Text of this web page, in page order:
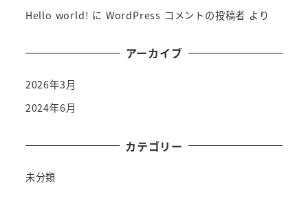
Hello world! に WordPress コメントの投稿者 より
アーカイブ
2026年3月
2024年6月
カテゴリー
未分類